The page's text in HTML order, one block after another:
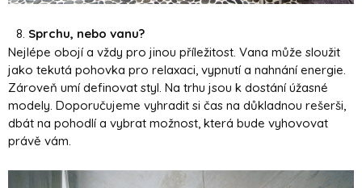
Sprchu, nebo vanu?
Nejlépe obojí a vždy pro jinou příležitost. Vana může sloužit
jako tekutá pohovka pro relaxaci, vypnutí a nahnání energie.
Zároveň umí definovat styl. Na trhu jsou k dostání úžasné
modely. Doporučujeme vyhradit si čas na důkladnou rešerši,
dbát na pohodlí a vybrat možnost, která bude vyhovovat
právě vám.